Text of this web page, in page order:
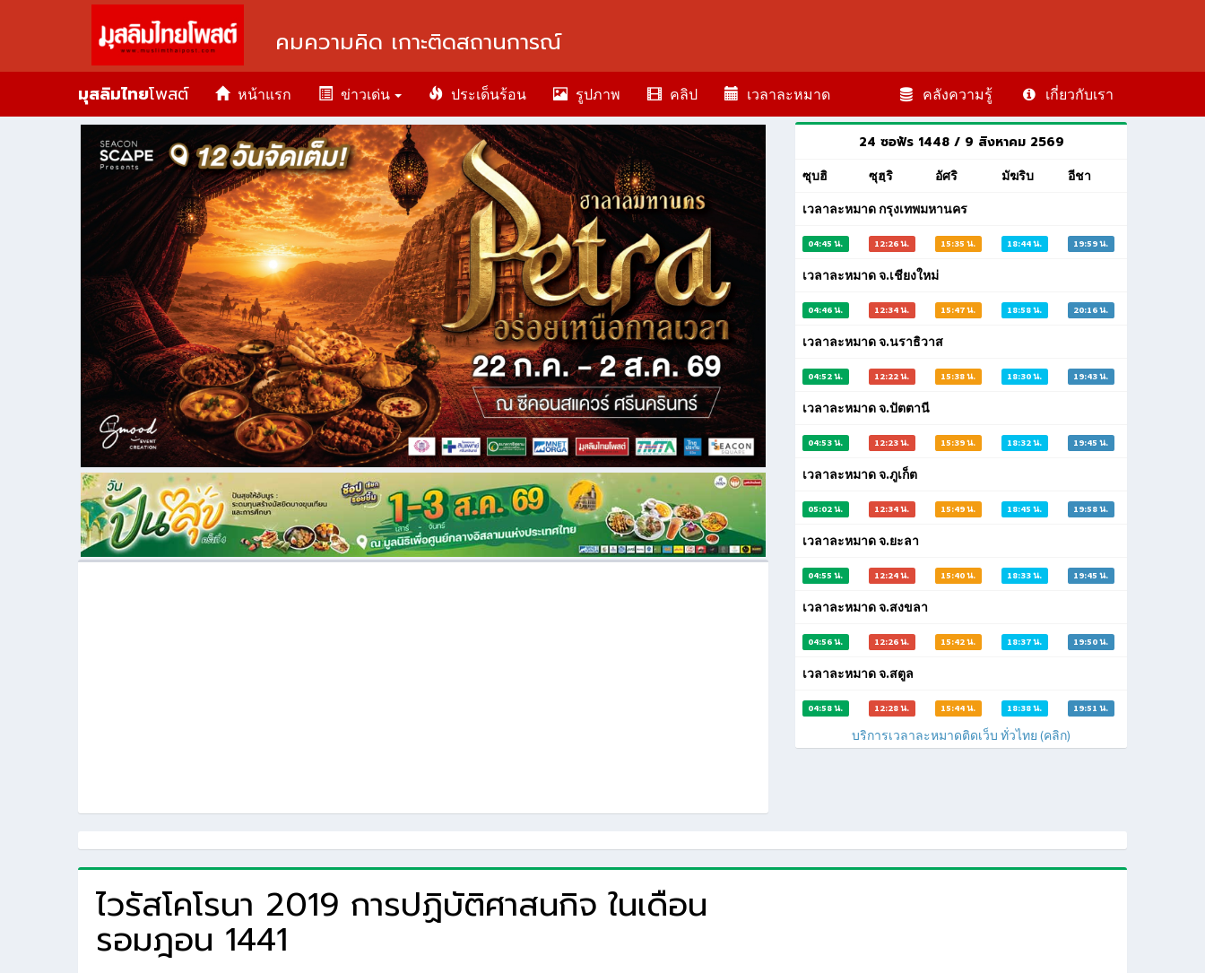
คมความคิด เกาะติดสถานการณ์
มุสลิมไทยโพสต์ หน้าแรก ข่าวเด่น ประเด็นร้อน รูปภาพ คลิป เวลาละหมาด คลังความรู้ เกี่ยวกับเรา
หน้าหลัก วีดีโอรอมฎอน
24 ซอฟัร 1448 / 9 สิงหาคม 2569
ซุบฮิ ซุฮฺริ อัศริ มัฆริบ อีชา
เวลาละหมาด กรุงเทพมหานคร
04:45 น. 12:26 น. 15:35 น. 18:44 น. 19:59 น.
เวลาละหมาด จ.เชียงใหม่
04:46 น. 12:34 น. 15:47 น. 18:58 น. 20:16 น.
เวลาละหมาด จ.นราธิวาส
04:52 น. 12:22 น. 15:38 น. 18:30 น. 19:43 น.
เวลาละหมาด จ.ปัตตานี
04:53 น. 12:23 น. 15:39 น. 18:32 น. 19:45 น.
เวลาละหมาด จ.ภูเก็ต
05:02 น. 12:34 น. 15:49 น. 18:45 น. 19:58 น.
เวลาละหมาด จ.ยะลา
04:55 น. 12:24 น. 15:40 น. 18:33 น. 19:45 น.
เวลาละหมาด จ.สงขลา
04:56 น. 12:26 น. 15:42 น. 18:37 น. 19:50 น.
เวลาละหมาด จ.สตูล
04:58 น. 12:28 น. 15:44 น. 18:38 น. 19:51 น.
บริการเวลาละหมาดติดเว็บ ทั่วไทย (คลิก)
ไวรัสโคโรนา 2019 การปฏิบัติศาสนกิจ ในเดือน
รอมฎอน 1441